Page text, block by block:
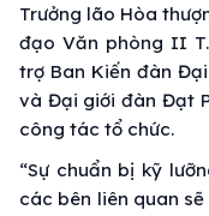
Trưởng lão Hòa
đạo Văn phòng II
trợ Ban Kiến đàn
và Đại giới đàn Đạt
công tác tổ chức.
“Sự chuẩn bị kỹ
các bên liên quan